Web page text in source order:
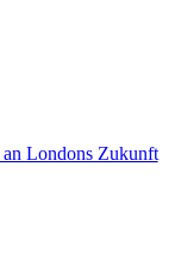
Londons Zukunft